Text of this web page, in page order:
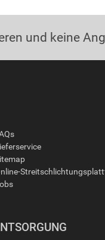
und keine